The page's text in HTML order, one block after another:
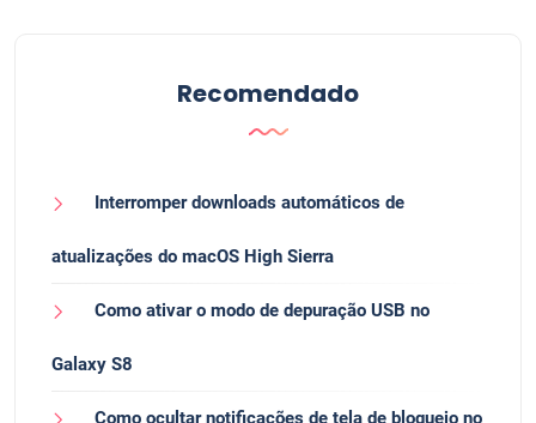
Recomendado
Interromper downloads automáticos de
atualizações do macOS High Sierra
Como ativar o modo de depuração USB no
Galaxy S8
Como ocultar notificações de tela de bloqueio no